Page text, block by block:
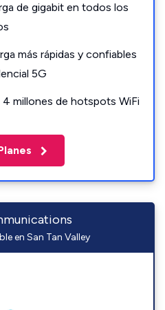
de gigabit en todos los
más rápidas y confiables
5G
4 millones de hotspots WiFi
en San Tan Valley